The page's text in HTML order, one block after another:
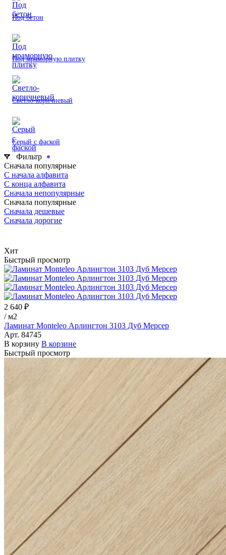
Под бетон
Под мраморную плитку
Светло-коричневый
Серый с фаской
Фильтр
Сначала популярные
С начала алфавита
С конца алфавита
Сначала непопулярные
Сначала популярные
Сначала дешевые
Сначала дорогие
Хит
Быстрый просмотр
2 640 ₽
/ м2
Ламинат Monteleo Арлингтон 3103 Дуб Мерсер
Арт. 84745
В корзину В корзине
Быстрый просмотр